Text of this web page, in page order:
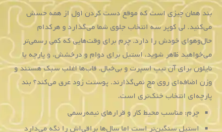
و
قیمت‌های
مناسب
برای
تمامی
افراد
قابل
دسترس
باشند.